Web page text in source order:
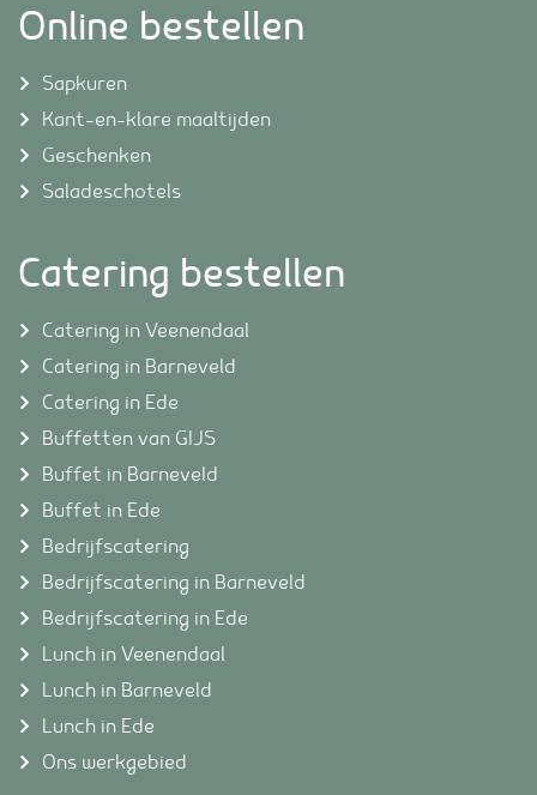
Online bestellen
Sapkuren
Kant-en-klare maaltijden
Geschenken
Saladeschotels
Catering bestellen
Catering in Veenendaal
Catering in Barneveld
Catering in Ede
Buffetten van GIJS
Buffet in Barneveld
Buffet in Ede
Bedrijfscatering
Bedrijfscatering in Barneveld
Bedrijfscatering in Ede
Lunch in Veenendaal
Lunch in Barneveld
Lunch in Ede
Ons werkgebied